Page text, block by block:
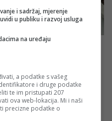
i sadržaj, mjerenje
u publiku i razvoj usluga
na uređaju
a podatke s vašeg
i druge podatke
te im pristupati 207
ova web-lokacija. Mi i naši
precizne podatke o